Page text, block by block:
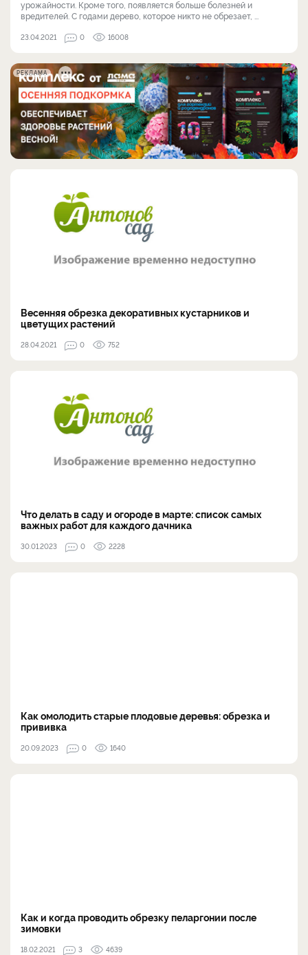
урожайности. Кроме того, появляется больше болезней и
вредителей. С годами дерево, которое никто не обрезает, ...
23.04.2021 0 16008
РЕКЛАМА
Весенняя обрезка декоративных кустарников и
цветущих растений
28.04.2021 0 752
Что делать в саду и огороде в марте: список самых
важных работ для каждого дачника
30.01.2023 0 2228
Как омолодить старые плодовые деревья: обрезка и
прививка
20.09.2023 0 1640
Как и когда проводить обрезку пеларгонии после
зимовки
18.02.2021 3 4639